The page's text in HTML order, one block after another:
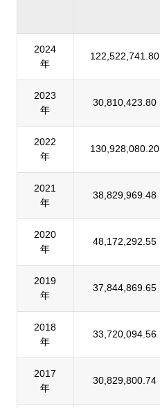
2024
年
122,522,741.80
2023
年
30,810,423.80
2022
年
130,928,080.20
2021
年
38,829,969.48
2020
年
48,172,292.55
2019
年
37,844,869.65
2018
年
33,720,094.56
2017
年
30,829,800.74